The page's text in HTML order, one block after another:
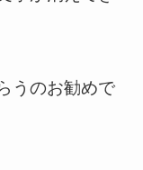
うのお勧めで